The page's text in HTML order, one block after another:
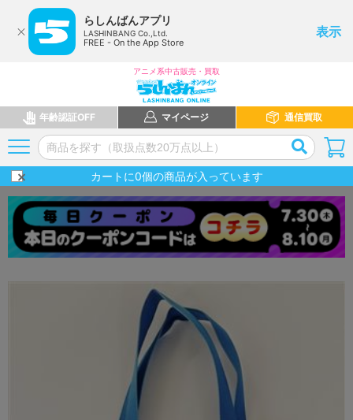
らしんばんアプリ
LASHINBANG Co.,Ltd.
FREE - On the App Store
表示
アニメ系中古販売・買取
年齢認証OFF マイページ 通信買取
カートに0個の商品が入っています